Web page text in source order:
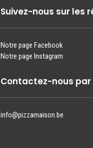
Suivez-nous sur les
Notre page Facebook
Notre page Instagram
Contactez-nous par
info@pizzamaison.be